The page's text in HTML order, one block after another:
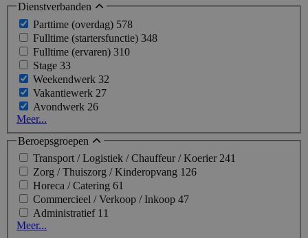
Dienstverbanden
Parttime (overdag) 578
Fulltime (startersfunctie) 348
Fulltime (ervaren) 310
Stage 33
Weekendwerk 32
Vakantiewerk 27
Avondwerk 26
Meer...
Beroepsgroepen
Transport / Logistiek / Chauffeur / Koerier241
Zorg / Thuiszorg / Kinderopvang 126
Horeca / Catering 61
Commercieel / Verkoop / Inkoop 47
Administratief 11
Meer...